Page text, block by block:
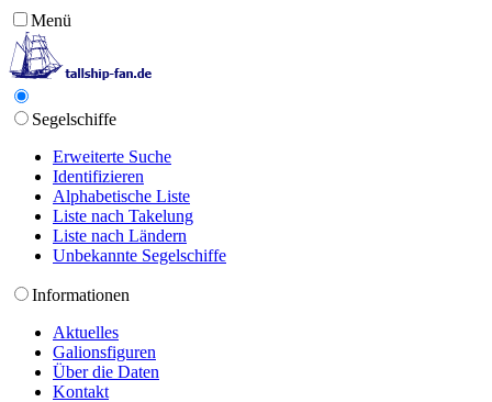
Menü
Segelschiffe
Erweiterte Suche
Identifizieren
Alphabetische Liste
Liste nach Takelung
Liste nach Ländern
Unbekannte Segelschiffe
Informationen
Aktuelles
Galionsfiguren
Über die Daten
Kontakt